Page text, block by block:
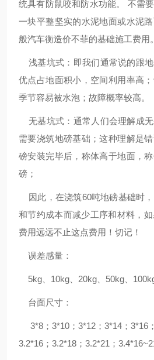
统具有防鼠咬和防水功能。 不需
一块平整坚实的水泥地面或水泥
般汽车衡造价不菲的基础施工费用。
浅基坑式：即我们通常说的跟
优点占地面积小，空间利用率高
季节容易被水泡；故障概率较高。
无基坑式：通常人们会理解成
需要浇筑地磅基础；这种理解是
磅安装完毕后，称体高于地面，
磅；
因此，在浇筑60吨地磅基础时
和节约成本而减少工序和材料，
费用远远不止这点费用！切记！
误差感量：
5kg、10kg、20kg、50kg、
台面尺寸：
3*8；3*10；3*12；3*14；3*16
3.2*16；3.2*18；3.2*21；